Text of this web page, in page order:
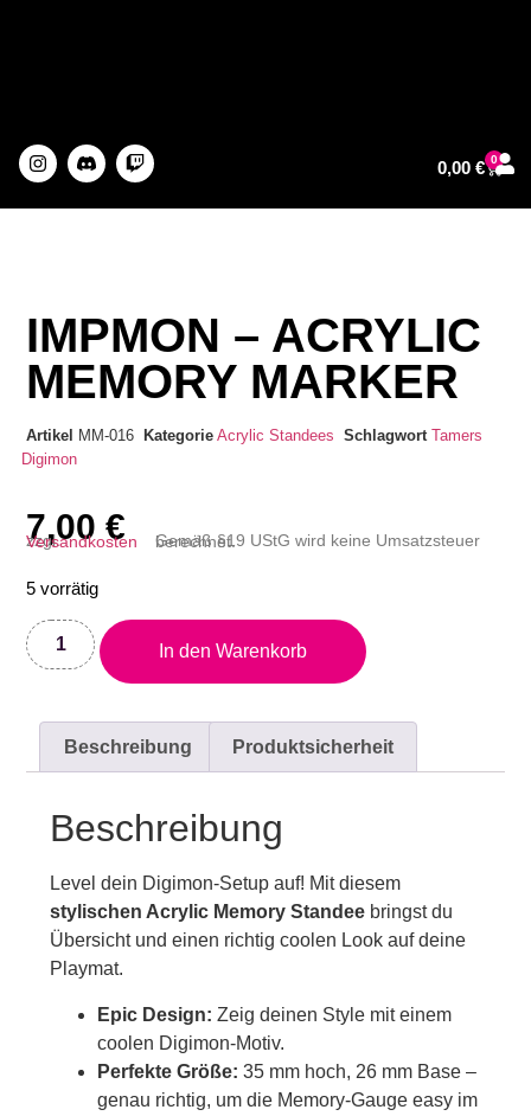
0,00 € 0
IMPMON – ACRYLIC
MEMORY MARKER
Artikel MM-016 Kategorie Acrylic Standees Schlagwort Tamers
Digimon
7,00€
zzgl.
Versandkosten Gemäß §19 UStG wird keine Umsatzsteuer berechnet.
5 vorrätig
In den Warenkorb
Beschreibung Produktsicherheit
Beschreibung
Level dein Digimon-Setup auf! Mit diesem
stylischen Acrylic Memory Standee bringst du
Übersicht und einen richtig coolen Look auf deine
Playmat.
Epic Design: Zeig deinen Style mit einem
coolen Digimon-Motiv.
Perfekte Größe: 35 mm hoch, 26 mm Base –
genau richtig, um die Memory-Gauge easy im